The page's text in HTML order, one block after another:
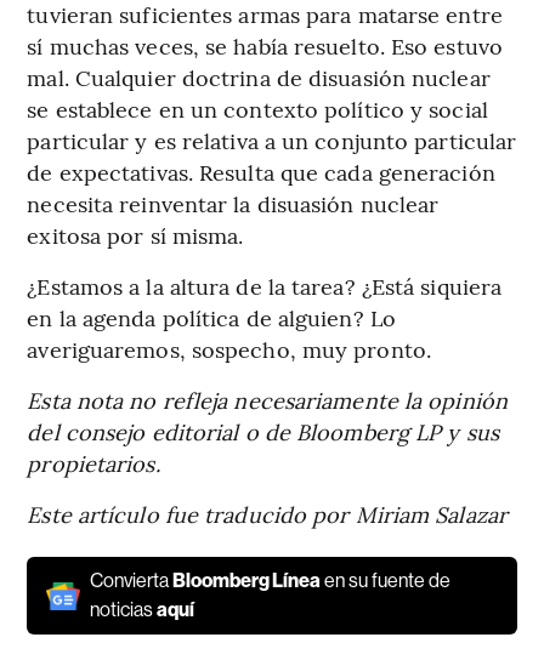
tuvieran suficientes armas para matarse entre
sí muchas veces, se había resuelto. Eso estuvo
mal. Cualquier doctrina de disuasión nuclear
se establece en un contexto político y social
particular y es relativa a un conjunto particular
de expectativas. Resulta que cada generación
necesita reinventar la disuasión nuclear
exitosa por sí misma.
¿Estamos a la altura de la tarea? ¿Está siquiera
en la agenda política de alguien? Lo
averiguaremos, sospecho, muy pronto.
Esta nota no refleja necesariamente la opinión
del consejo editorial o de Bloomberg LP y sus
propietarios.
Este artículo fue traducido por Miriam Salazar
Convierta Bloomberg Líneaen su fuente de
noticiasaquí